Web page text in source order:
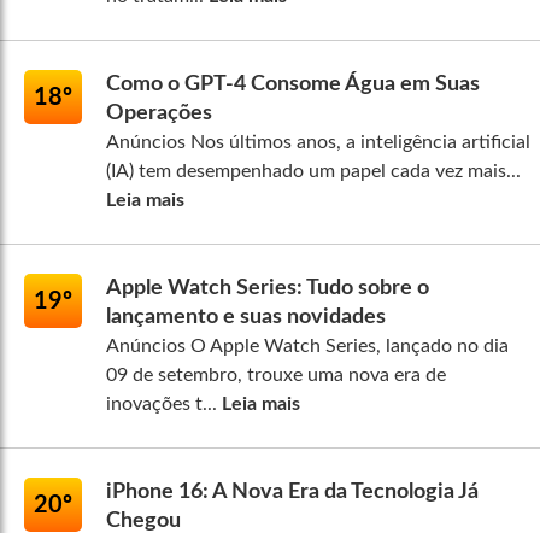
18º
Como o GPT-4 Consome Água em Suas
Operações
Anúncios Nos últimos anos, a inteligência artificial
(IA) tem desempenhado um papel cada vez mais...
Leia mais
19º
Apple Watch Series: Tudo sobre o
lançamento e suas novidades
Anúncios O Apple Watch Series, lançado no dia
09 de setembro, trouxe uma nova era de
inovações t... Leia mais
20º
iPhone 16: A Nova Era da Tecnologia Já
Chegou